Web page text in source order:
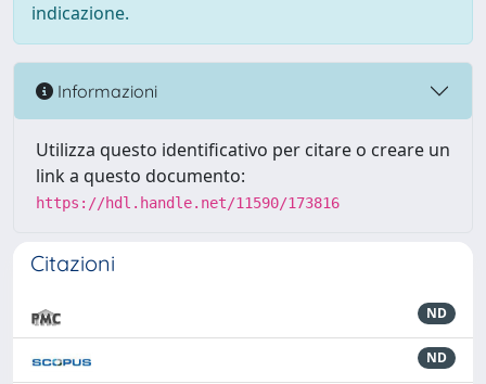
indicazione.
Informazioni
Utilizza questo identificativo per citare o creare un
link a questo documento:
https://hdl.handle.net/11590/173816
Citazioni
ND
ND